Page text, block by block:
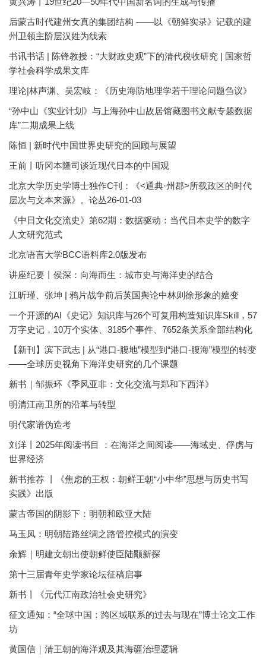
后蒙古时代建州女真的集团结构 ——以《朝鲜实录》记载的建
州卫领主阶层汉姓为线索
书讯书话 | 陈锋教授：“大财政史观”下的清代税收研究 | 国家哲
学社会科学成果文库
理论|林声渊、吴宏岐：《历史海防地理学若干理论问题刍议》
“孙中山《实业计划》与上海孙中山故居馆藏图书文献专题数据
库”二期成果上线
陈恒 | 新时代中国世界史研究的回顾与展望
王前丨听冈本隆司谈近现代日本的中国观
北京大学历史学博士独作C刊：《<通典·州郡>所载政区的时代
层次与文本来源》。论丛26-01-03
《中日文化交流史》第62期：数据驱动：当代日本史学的数字
人文研究范式
北京语言大学BCC语料库2.0版发布
讲座纪要丨侯深：向海而生：城市史与海洋史的结合
江昕瑾、张坤 | 鸦片战争前后英国舆论中林则徐形象的嬗变
一个开源的AI《史记》知识库与26个可复用构造知识库Skill，57
万字史记，10万个实体、3185个事件、7652条关系全部结构化
【新刊】滨下武志 | 从“港口-腹地”模型到“港口-腹海”模型的转变
——全球历史视角下海洋史研究的几个课题
新书｜邹振环《季风亚非：文化交流与郑和下西洋》
明清江南卫所的沿革与转型
明代家谱伪造考
刘洋丨2025年阅读书目 ：在海洋之间阅读——海域史、俘虏与
世界经济
新书推荐 丨《焦虑的王权：朝鲜王朝“小中华”思想与历史书写
实践》出版
蒙古帝国的阴影下：明朝和欧亚大陆
马玉凤：明朝陆路丝绸之路管控模式的演变
余辉｜明建文朝出使朝鲜使臣陆颙新探
第十三届青年史学家论坛征稿启事
新书丨《元代江南政治社会史研究》
征文通知：“全球中国：跨区域联系的过去与现在”博士论文工作
坊
黄国信｜清王朝的海洋观及其海疆治理逻辑